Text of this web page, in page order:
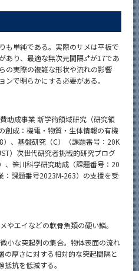
も単純である。実際のサメは平板で
あり、最適な無次元間隔s+が17であ
の実際の複雑な形状や流れの影響
で明らかにする必要がある。
助成事業 新学術領域研究（研究領
創成：機電・物質・生体情報の有機
、基盤研究（C）（課題番号：20K
）次世代研究者挑戦的研究プログ
、笹川科学研究助成（課題番号：20
：課題番号2023M-263）の支援を受
やエイなどの軟骨魚類の硬い鱗。
小な突起列の集合。物体表面の流れ
の厚さに対する相対的な突起間隔と
抗を低減する。